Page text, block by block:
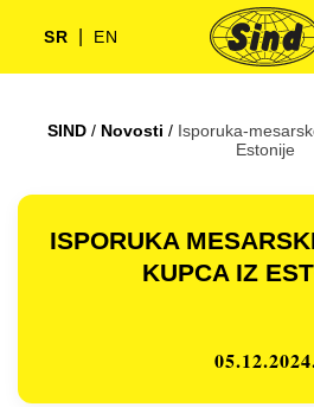
SR EN
SIND/ Novosti / Isporuka-
Estonije
ISPORUKA
KUPCA IZ